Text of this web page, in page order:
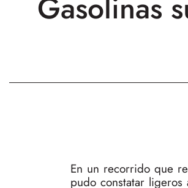
En un recorrido que
pudo constatar